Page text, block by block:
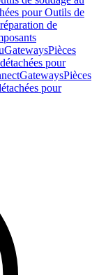
pour Outils de
de
GatewaysPièces
pour
GatewaysPièces
pour